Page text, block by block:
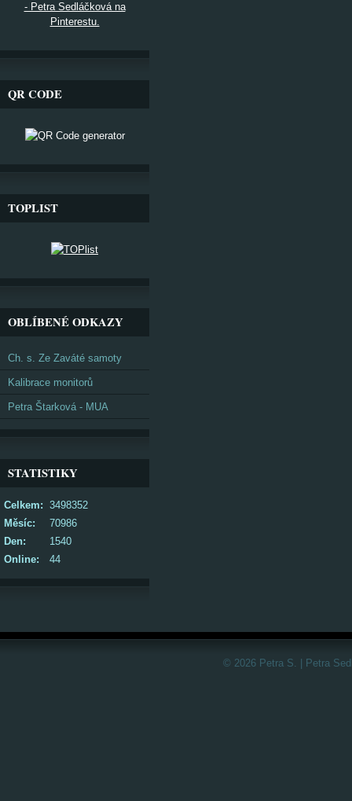
- Petra Sedláčková na
Pinterestu.
QR CODE
TOPLIST
OBLÍBENÉ ODKAZY
Ch. s. Ze Zaváté samoty
Kalibrace monitorů
Petra Štarková - MUA
STATISTIKY
Online: 44
Celkem: 3498352
Měsíc:
70986
Den:
1540
© 2026 Petra S. | Petra